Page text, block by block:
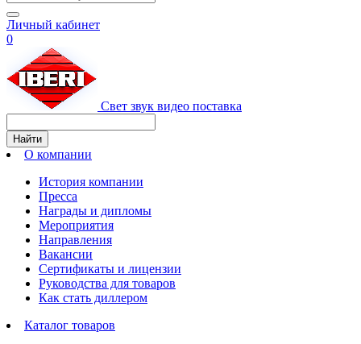
Личный кабинет
0
Свет звук видео поставка
Найти
О компании
История компании
Пресса
Награды и дипломы
Мероприятия
Направления
Вакансии
Сертификаты и лицензии
Руководства для товаров
Как стать диллером
Каталог товаров